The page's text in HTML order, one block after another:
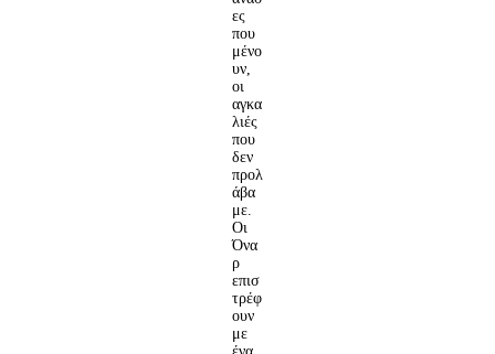
ες
που
μένο
υν,
οι
αγκα
λιές
που
δεν
προλ
άβα
με.
Οι
Όνα
ρ
επισ
τρέφ
ουν
με